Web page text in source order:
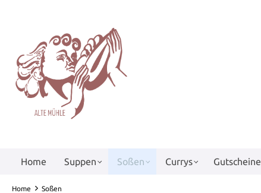
Home Suppen Soßen Currys Gutscheine
Home Soßen